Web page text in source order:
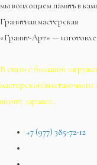
мы воплощаем память в
Гранитная мастерская
«Гранит-Арт» —
В связи с большой
мастерской/выставочного
визите заранее.
+7 (977) 385-72-12